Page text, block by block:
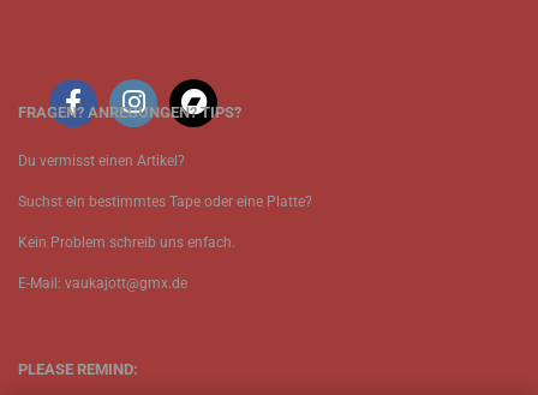
FRAGEN? ANREGUNGEN? TIPS?
Du vermisst einen Artikel?
Suchst ein bestimmtes Tape oder eine Platte?
Kein Problem schreib uns enfach.
E-Mail: vaukajott@gmx.de
PLEASE REMIND: